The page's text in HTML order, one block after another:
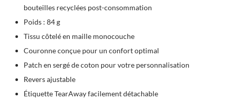
bouteilles recyclées post-consommation
Poids : 84 g
Tissu côtelé en maille monocouche
Couronne conçue pour un confort optimal
Patch en sergé de coton pour votre personnalisation
Revers ajustable
Étiquette TearAway facilement détachable